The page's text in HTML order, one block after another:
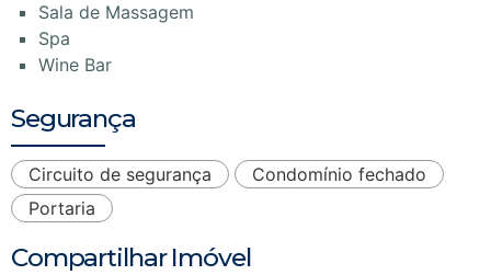
Sala de Massagem
Spa
Wine Bar
Segurança
Circuito de segurança
Condomínio fechado
Portaria
Compartilhar Imóvel